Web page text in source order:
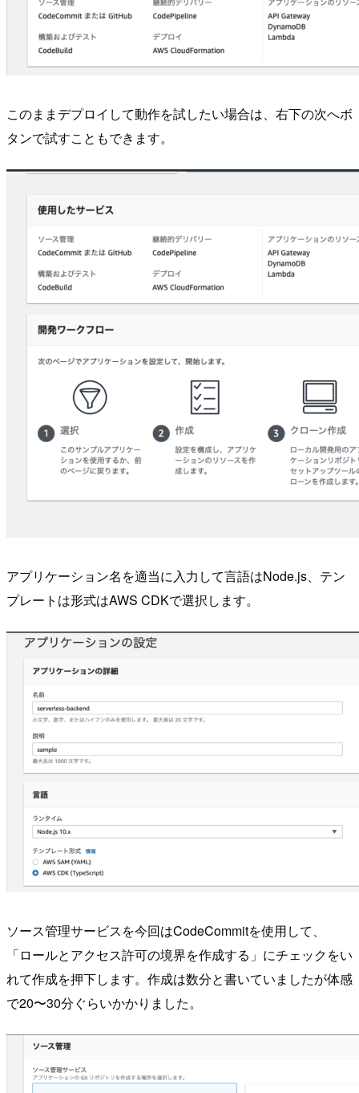
このままデプロイして動作を試したい場合は、右下の次へボ
タンで試すこともできます。
アプリケーション名を適当に入力して言語はNode.js、テン
プレートは形式はAWS CDKで選択します。
ソース管理サービスを今回はCodeCommitを使用して、
「ロールとアクセス許可の境界を作成する」にチェックをい
れて作成を押下します。作成は数分と書いていましたが体感
で20〜30分ぐらいかかりました。